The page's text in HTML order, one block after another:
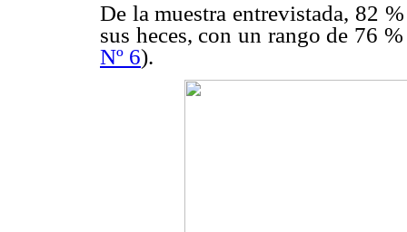
De la muestra entrevistada, 82
sus heces, con un rango de 76
Nº 6).